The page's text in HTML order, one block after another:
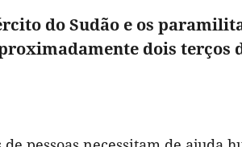
do Sudão e os
dois terços